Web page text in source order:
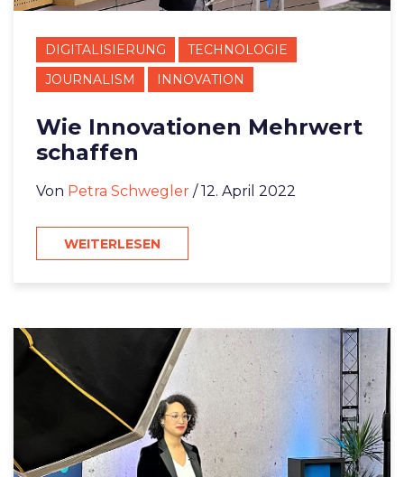
DIGITALISIERUNG
TECHNOLOGIE
JOURNALISM
INNOVATION
Wie Innovationen Mehrwert
schaffen
Von Petra Schwegler / 12. April 2022
WEITERLESEN